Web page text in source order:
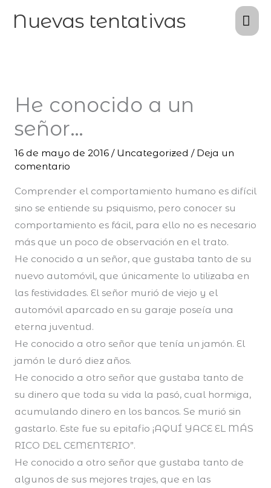
Nuevas tentativas
He conocido a un
señor…
16 de mayo de 2016 / Uncategorized / Deja un
comentario
Comprender el comportamiento humano es difícil
sino se entiende su psiquismo, pero conocer su
comportamiento es fácil, para ello no es necesario
más que un poco de observación en el trato.
He conocido a un señor, que gustaba tanto de su
nuevo automóvil, que únicamente lo utilizaba en
las festividades. El señor murió de viejo y el
automóvil aparcado en su garaje poseía una
eterna juventud.
He conocido a otro señor que tenía un jamón. El
jamón le duró diez años.
He conocido a otro señor que gustaba tanto de
su dinero que toda su vida la pasó, cual hormiga,
acumulando dinero en los bancos. Se murió sin
gastarlo. Este fue su epitafio ¡AQUÍ YACE EL MÁS
RICO DEL CEMENTERIO”.
He conocido a otro señor que gustaba tanto de
algunos de sus mejores trajes, que en las